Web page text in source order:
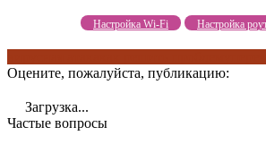
Настройка Wi-Fi Настройка
Оцените, пожалуйста, публикацию:
Загрузка...
Частые вопросы